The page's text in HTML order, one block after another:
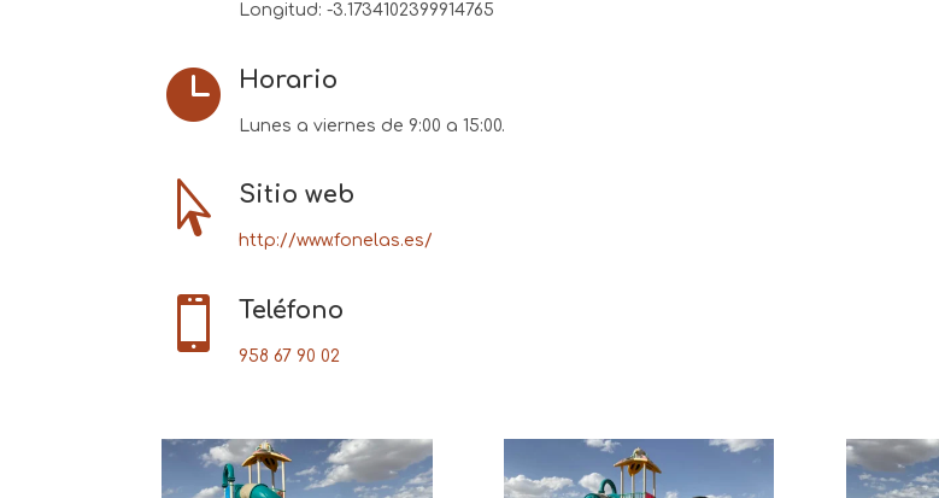
Longitud: -3.1734102399914765
 Horario
Lunes a viernes de 9:00 a 15:00.
 Sitio web
http://www.fonelas.es/
 Teléfono
958 67 90 02